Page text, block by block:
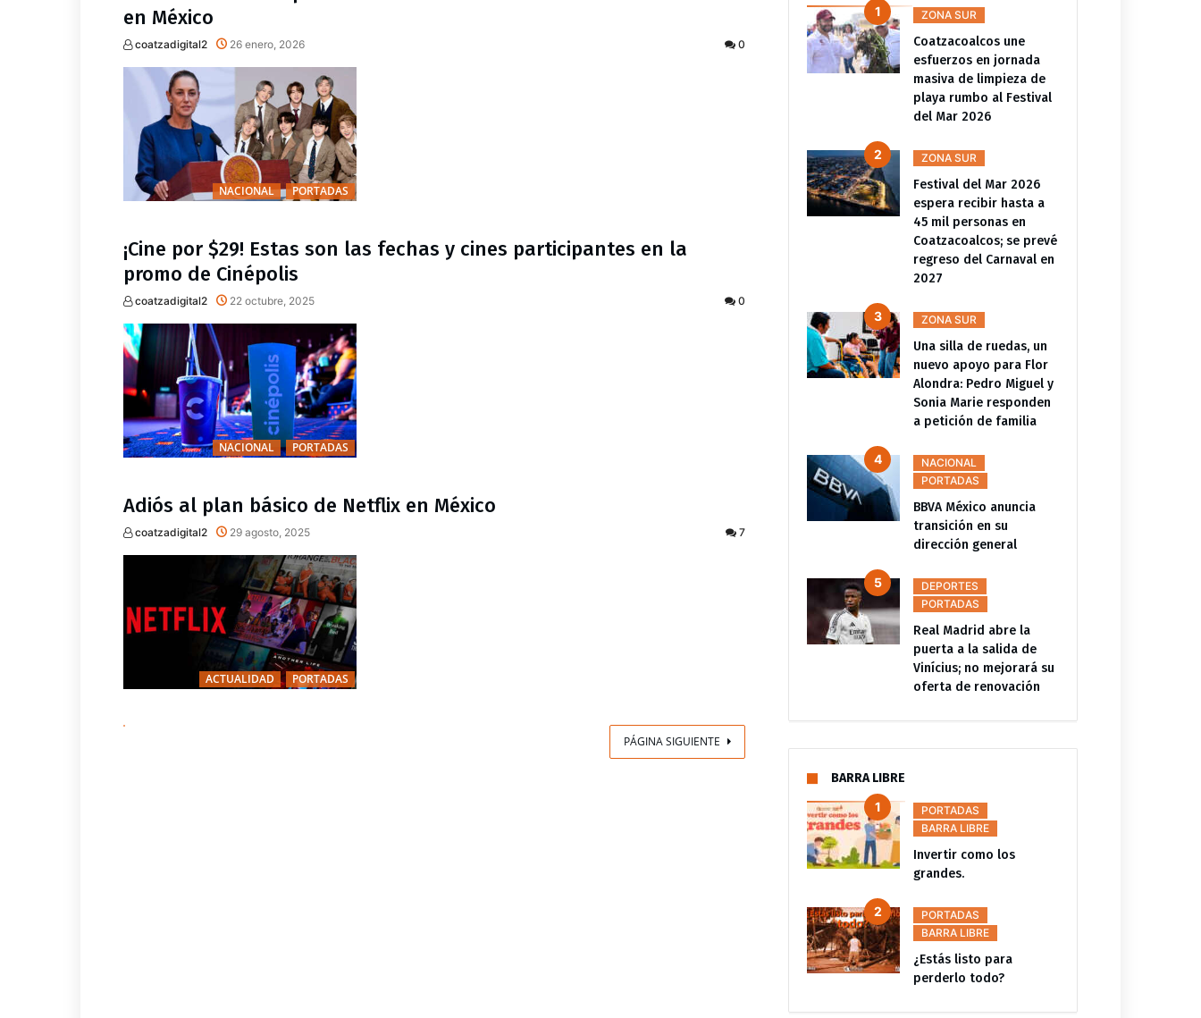
en México
coatzadigital2 26 enero, 2026 0
NACIONAL PORTADAS
¡Cine por $29! Estas son las fechas y cines participantes en la
promo de Cinépolis
coatzadigital2 22 octubre, 2025 0
NACIONAL PORTADAS
Adiós al plan básico de Netflix en México
coatzadigital2 29 agosto, 2025 7
ACTUALIDAD PORTADAS
PÁGINA SIGUIENTE
ZONA SUR
Coatzacoalcos une
esfuerzos en jornada
masiva de limpieza de
playa rumbo al Festival
del Mar 2026
ZONA SUR
Festival del Mar 2026
espera recibir hasta a
45 mil personas en
Coatzacoalcos; se prevé
regreso del Carnaval en
2027
ZONA SUR
Una silla de ruedas, un
nuevo apoyo para Flor
Alondra: Pedro Miguel y
Sonia Marie responden
a petición de familia
NACIONAL
PORTADAS
BBVA México anuncia
transición en su
dirección general
DEPORTES
PORTADAS
Real Madrid abre la
puerta a la salida de
Vinícius; no mejorará su
oferta de renovación
BARRA LIBRE
PORTADAS
BARRA LIBRE
Invertir como los
grandes.
PORTADAS
BARRA LIBRE
¿Estás listo para
perderlo todo?